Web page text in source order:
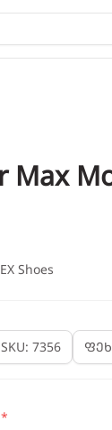
Max
Shoes
SKU: 7356
*